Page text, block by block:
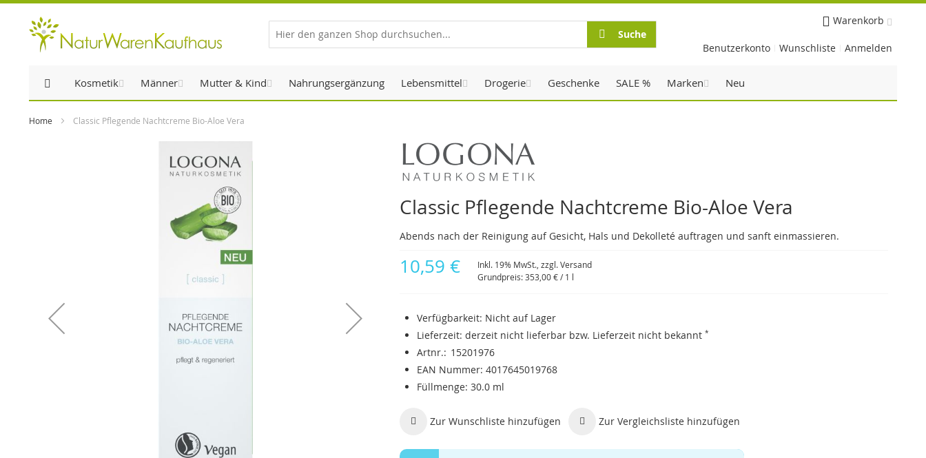
Direkt
zum
Suche
Suche
Warenkorb
Benutzerkonto Wunschliste Anmelden
Kosmetik Männer Mutter & Kind Nahrungsergänzung Lebensmittel Drogerie Geschenke SALE % Marken Neu
Home Classic Pflegende Nachtcreme Bio-Aloe Vera
Classic Pflegende Nachtcreme Bio-Aloe Vera
Abends nach der Reinigung auf Gesicht, Hals und Dekolleté auftragen und sanft einmassieren.
10,59 € Inkl. 19% MwSt., zzgl.Versand
Grundpreis: 353,00 €/ 1 l
Verfügbarkeit: Nicht auf Lager
Lieferzeit: derzeit nicht lieferbar bzw. Lieferzeit nicht bekannt *
Artnr.
15201976
EAN Nummer 4017645019768
Füllmenge 30.0 ml
Zur Wunschliste hinzufügen Zur Vergleichsliste hinzufügen